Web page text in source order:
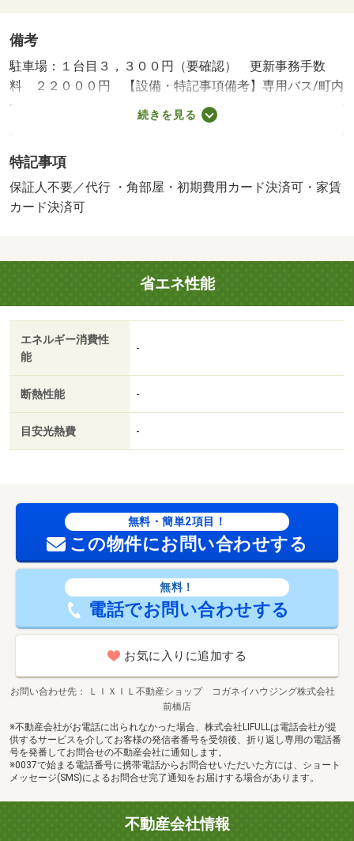
備考
駐車場：１台目３，３００円（要確認） 更新事務手数
料 ２２０００円 【設備・特記事項備考】専用バス/町内
会費 500円/ruumサポート費用 1980円/賃貸戸数:8戸/鍵交
換費用:3300円/室内清掃費用:50000円
続きを見る
特記事項
保証人不要／代行 ・角部屋・初期費用カード決済可・家賃
カード決済可
省エネ性能
エネルギー消費性
能
-
断熱性能 -
目安光熱費 -
無料・簡単2項目！
この物件にお問い合わせする
無料！
電話でお問い合わせする
お気に入りに追加する
お問い合わせ先
ＬＩＸＩＬ不動産ショップ コガネイハウジング株式会社
前橋店
※不動産会社がお電話に出られなかった場合、株式会社LIFULLは電話会社が提
供するサービスを介してお客様の発信者番号を受領後、折り返し専用の電話番
号を発番してお問合せの不動産会社に通知します。
※0037で始まる電話番号に携帯電話からお問合せいただいた方には、ショート
メッセージ(SMS)によるお問合せ完了通知をお届けする場合があります。
不動産会社情報